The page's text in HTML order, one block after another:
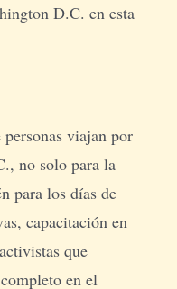
D.C. en esta
personas viajan por
no solo para la
para los días de
capacitación en
que
en el